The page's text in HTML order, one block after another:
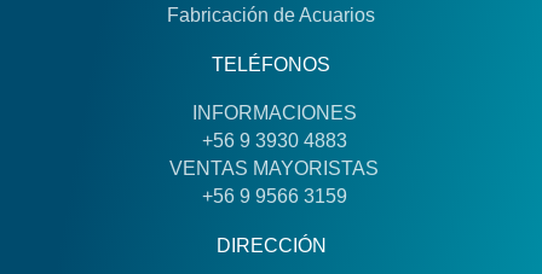
Fabricación de Acuarios
TELÉFONOS
INFORMACIONES
+56 9 3930 4883
VENTAS MAYORISTAS
+56 9 9566 3159
DIRECCIÓN